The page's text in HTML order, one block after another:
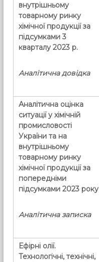
внутрішньому
товарному ринку
хімічної продукції за
підсумками 3
кварталу 2023 р.
Аналітична довідка
Аналітична оцінка
ситуації у хімічній
промисловості
України та на
внутрішньому
товарному ринку
хімічної продукції за
попередніми
підсумками 2023 року
Аналітична записка
Ефірні олії.
Технологічні, технічні,